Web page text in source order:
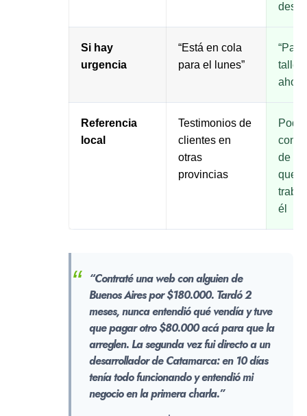
Si hay
urgencia
“Está en cola
para el lunes”
taller,
Referencia
local
Testimonios de
clientes en
otras
provincias
con
de
que
él
“Contraté una web con alguien de
Buenos Aires por $180.000. Tardó 2
meses, nunca entendió qué vendía y tuve
que pagar otro $80.000 acá para que la
arreglen. La segunda vez fui directo a un
desarrollador de Catamarca: en 10 días
tenía todo funcionando y entendió mi
negocio en la primera charla.”